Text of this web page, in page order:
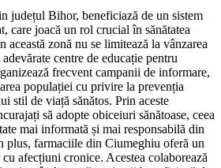
județul Bihor, beneficiază de un sistem
care joacă un rol crucial în sănătatea
zonă nu se limitează la vânzarea
centre de educație pentru
frecvent campanii de informare,
populației cu privire la prevenția
stil de viață sănătos. Prin aceste
să adopte obiceiuri sănătoase, ceea
mai informată și mai responsabilă din
plus, farmaciile din Ciumeghiu oferă un
afecțiuni cronice. Acestea colaborează